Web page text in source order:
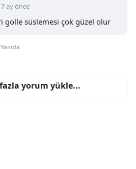
7 ay önce
golle süslemesi çok güzel olur
Yanıtla
yorum yükle...